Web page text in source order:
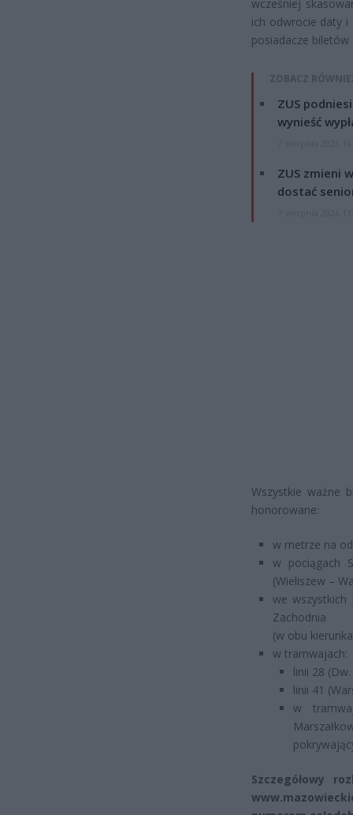
wcześniej
ich odwrocie daty i
posiadacze
ZOBACZ
ZUS
wynieść
ZUS zmieni
dostać
Wszystkie ważne
honorowane:
w metrze na
w pociągach
(Wieliszew –
we wszystkich
Zachodnia
(w obu
w tramwajach:
linii 28
linii 41
w
Szczegółowy